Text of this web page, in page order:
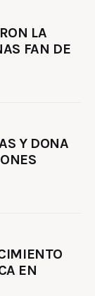
LA
FAN DE
Y DONA
EN